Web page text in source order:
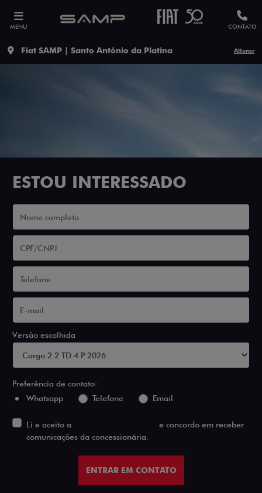
MENU CONTATO
Fiat SAMP | Santo Antônio da Platina Alterar
ESTOU INTERESSADO
Versão escolhida
Preferência de contato:
Whatsapp
Telefone Email
Li e aceito a
e concordo em receber
comunicações da concessionária.
ENTRAR EM CONTATO